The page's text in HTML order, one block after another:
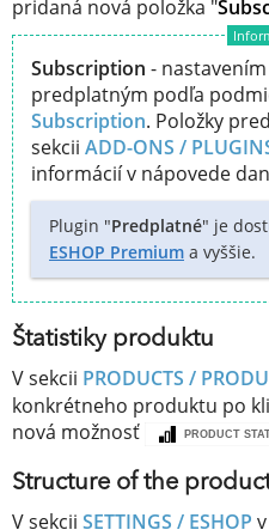
pridaná nová položka "
Subscription -
predplatným podľa
Subscription. Položky
sekcii ADD-ONS /
informácií v nápovede
Plugin "Predplatné" je
ESHOP Premium a vyššie.
Štatistiky produktu
V sekcii PRODUCTS /
konkrétneho produktu po
nová možnosť
PRODUCT
Structure of the
V sekcii SETTINGS / ESHOP